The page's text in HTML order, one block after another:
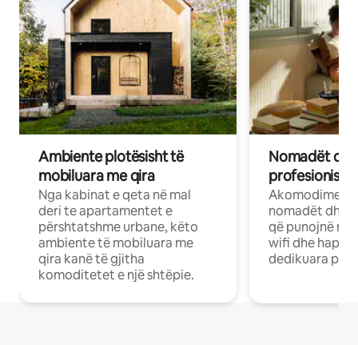
Ambiente plotësisht të
mobiluara me qira
Nga kabinat e qeta në mal
deri te apartamentet e
përshtatshme urbane, këto
ambiente të mobiluara me
qira kanë të gjitha
komoditetet e një shtëpie.
Nomadët
Akomodime
nomadët dhe
që punojnë në
wifi dhe
dedikuara